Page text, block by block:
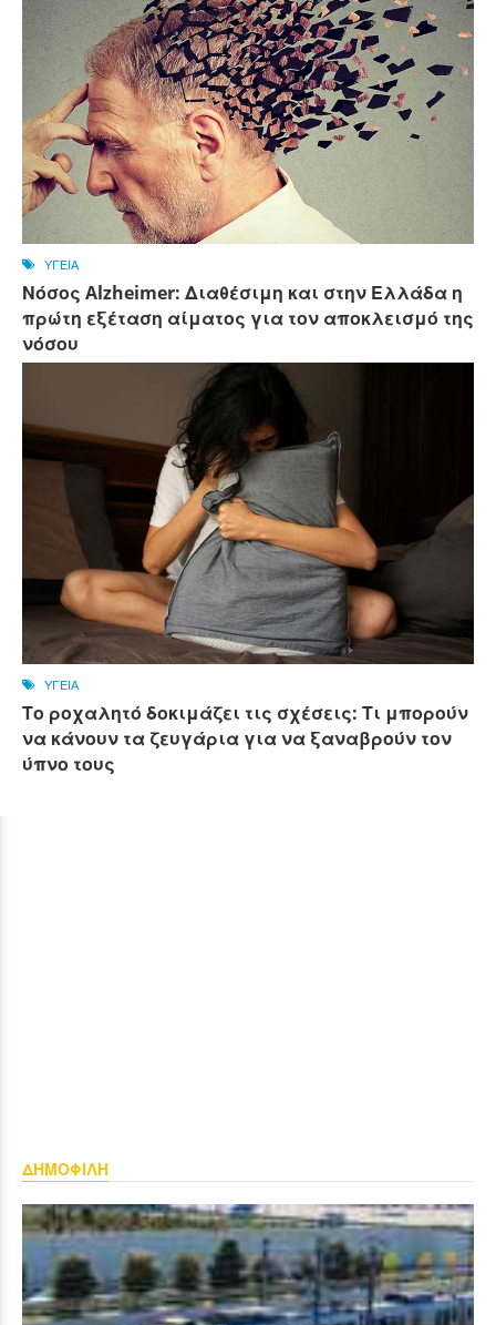
ΥΓΕΙΑ
Νόσος Alzheimer: Διαθέσιμη και στην Ελλάδα η
πρώτη εξέταση αίματος για τον αποκλεισμό της
νόσου
ΥΓΕΙΑ
Το ροχαλητό δοκιμάζει τις σχέσεις: Τι μπορούν
να κάνουν τα ζευγάρια για να ξαναβρούν τον
ύπνο τους
ΔΗΜΟΦΙΛΗ